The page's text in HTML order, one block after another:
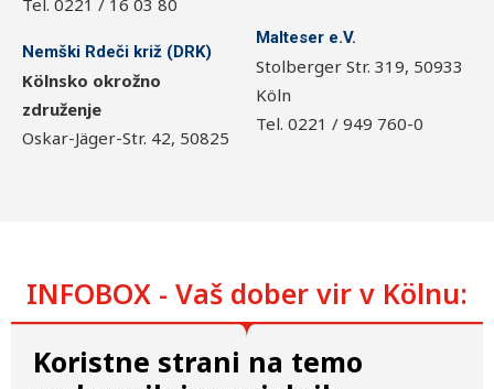
Tel. 0221 / 16 03 80
Nemški Rdeči križ (DRK)
Kölnsko okrožno
združenje
Oskar-Jäger-Str. 42, 50825
Malteser e.V.
Stolberger Str. 319, 50933
Köln
Tel. 0221 / 949 760-0
INFOBOX - Vaš dober vir v Kölnu:
Koristne strani na temo